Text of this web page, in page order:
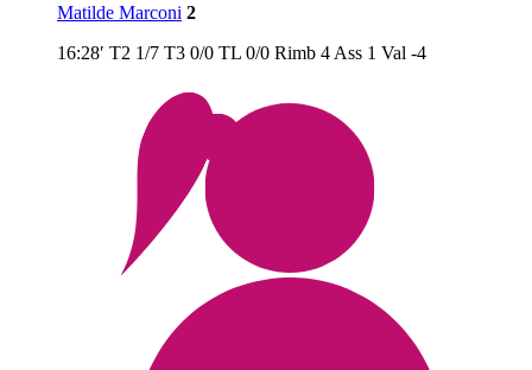
Matilde Marconi 2
16:28′ T2 1/7 T3 0/0 TL 0/0 Rimb 4 Ass 1 Val -4